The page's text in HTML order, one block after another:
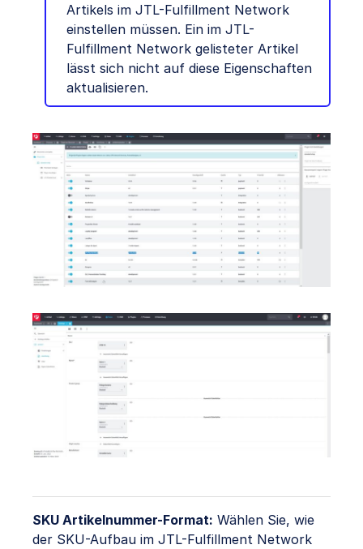
Artikels im JTL-Fulfillment Network
einstellen müssen. Ein im JTL-
Fulfillment Network gelisteter Artikel
lässt sich nicht auf diese Eigenschaften
aktualisieren.
SKU Artikelnummer-Format: Wählen Sie, wie
der SKU-Aufbau im JTL-Fulfillment Network